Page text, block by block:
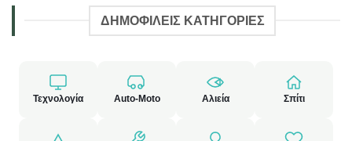
ΔΗΜΟΦΙΛΕΙΣ ΚΑΤΗΓΟΡΙΕΣ
Τεχνολογία Auto-Moto Αλιεία Σπίτι